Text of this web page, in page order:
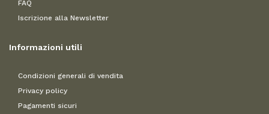
FAQ
Iscrizione alla Newsletter
Informazioni utili
Condizioni generali di vendita
Privacy policy
Pagamenti sicuri